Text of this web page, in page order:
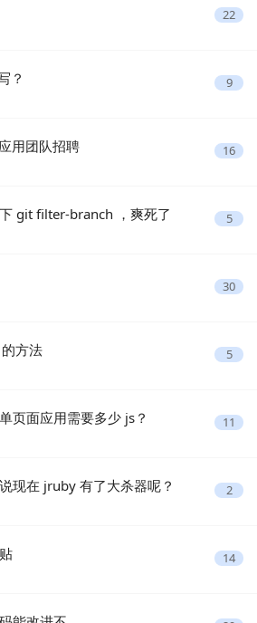
22
？ 9
用团队招聘 16
git filter-branch ，爽死了 5
30
方法 5
页面应用需要多少 js？ 11
现在 jruby 有了大杀器呢？ 2
14